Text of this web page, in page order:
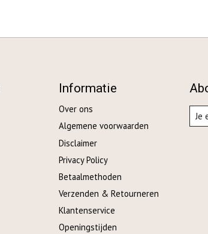
Informatie
Over ons
Algemene voorwaarden
Disclaimer
Privacy Policy
Betaalmethoden
Verzenden & Retourneren
Klantenservice
Openingstijden